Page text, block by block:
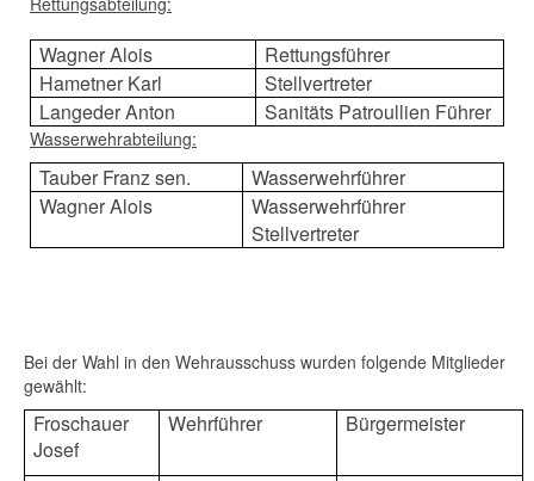
Wagner Alois
Rettungsführer
Hametner Karl
Stellvertreter
Langeder Anton
Sanitäts Patroullien Führer
Wasserwehrabteilung:
Tauber Franz sen.
Wasserwehrführer
Wagner Alois
Wasserwehrführer
Stellvertreter
Bei der Wahl in den Wehrausschuss wurden folgende Mitglieder
gewählt:
Froschauer
Josef
Wehrführer Bürgermeister